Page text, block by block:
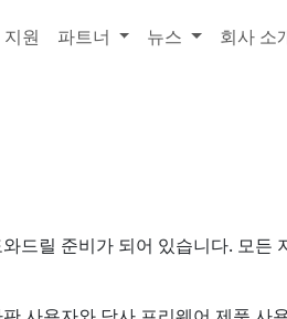
지원 파트너 뉴스 회사 소
드릴 준비가 되어 있습니다. 모